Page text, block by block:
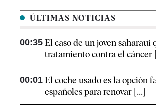
ÚLTIMAS NOTICIAS
00:35 El caso de un joven saharaui
tratamiento contra el cáncer
00:01 El coche usado es la opción
españoles para renovar [...]